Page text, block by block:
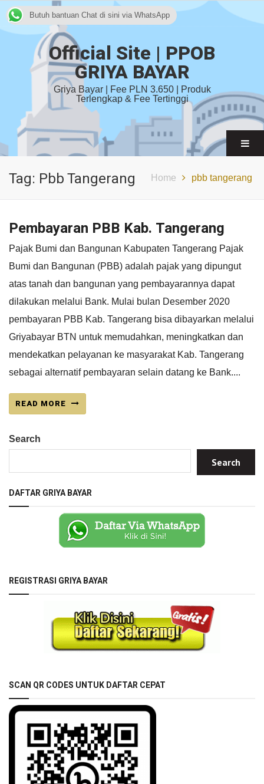
Official Site | PPOB
GRIYA BAYAR
Griya Bayar | Fee PLN 3.650 | Produk
Terlengkap & Fee Tertinggi
Tag: Pbb Tangerang Home pbb tangerang
Pembayaran PBB Kab. Tangerang
Pajak Bumi dan Bangunan Kabupaten Tangerang Pajak
Bumi dan Bangunan (PBB) adalah pajak yang dipungut
atas tanah dan bangunan yang pembayarannya dapat
dilakukan melalui Bank. Mulai bulan Desember 2020
pembayaran PBB Kab. Tangerang bisa dibayarkan melalui
Griyabayar BTN untuk memudahkan, meningkatkan dan
mendekatkan pelayanan ke masyarakat Kab. Tangerang
sebagai alternatif pembayaran selain datang ke Bank....
READ MORE
Search
Search
DAFTAR GRIYA BAYAR
REGISTRASI GRIYA BAYAR
SCAN QR CODES UNTUK DAFTAR CEPAT
Butuh bantuan Chat di sini via WhatsApp